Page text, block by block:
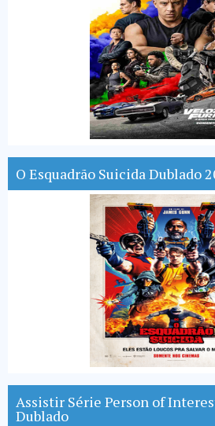
O Esquadrão Suicida Dublado
Assistir Série Person of
Dublado